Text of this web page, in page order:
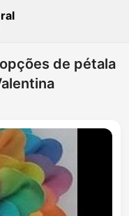
de pétala